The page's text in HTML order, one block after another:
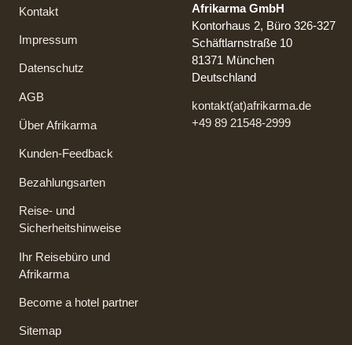
Kontakt
Impressum
Datenschutz
AGB
Über Afrikarma
Kunden-Feedback
Bezahlungsarten
Reise- und
Sicherheitshinweise
Ihr Reisebüro und
Afrikarma
Become a hotel partner
Sitemap
Afrikarma GmbH
Kontorhaus 2, Büro 326-327
Schäftlarnstraße 10
81371 München
Deutschland
kontakt(at)afrikarma.de
+49 89 21548-2999